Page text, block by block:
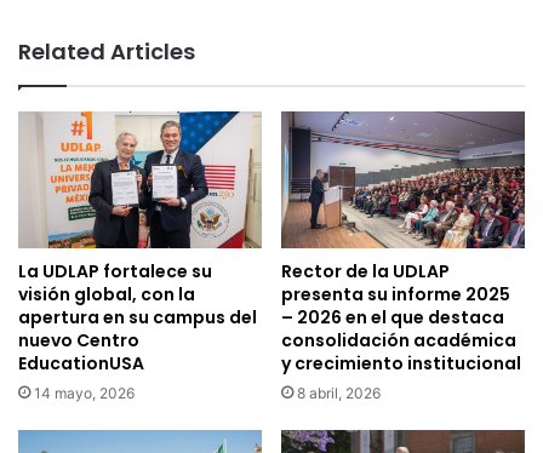
Related Articles
La UDLAP fortalece su
visión global, con la
apertura en su campus del
nuevo Centro
EducationUSA
14 mayo, 2026
Rector de la UDLAP
presenta su informe 2025
– 2026 en el que destaca
consolidación académica
y crecimiento institucional
8 abril, 2026